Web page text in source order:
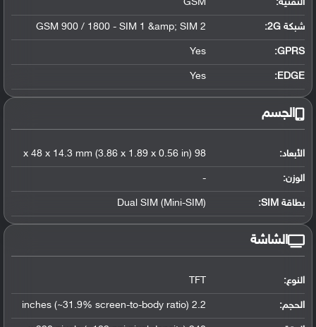
التقنية: GSM
شبكة 2G: GSM 900 / 1800 - SIM 1 &amp; SIM 2
GPRS:
Yes
EDGE:
Yes
الجسم
الأبعاد: 98 x 48 x 14.3 mm (3.86 x 1.89 x 0.56 in)
الوزن: -
بطاقة SIM: Dual SIM (Mini-SIM)
الشاشة
النوع: TFT
الحجم: 2.2 inches (~31.9% screen-to-body ratio)